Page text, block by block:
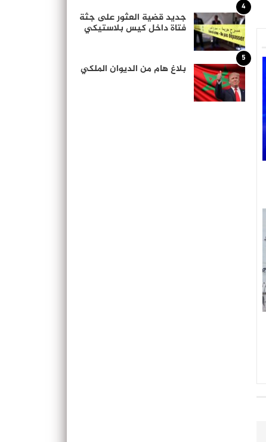
4
جديد قضية العثور على جثة
فتاة داخل كيس بلاستيكي
5
بلاغ هام من الديوان الملكي